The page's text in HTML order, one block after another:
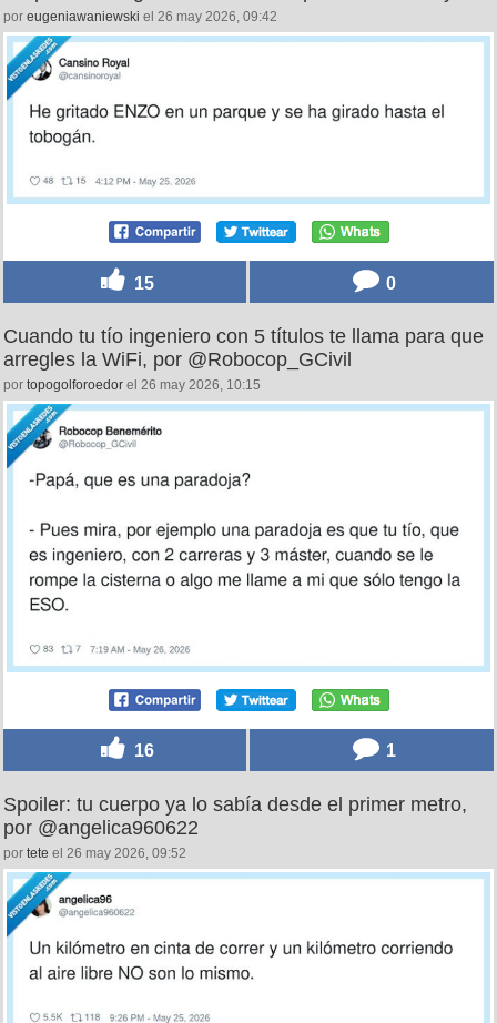
por eugeniawaniewski el 26 may 2026, 09:42
15 0
Cuando tu tío ingeniero con 5 títulos te llama para que
arregles la WiFi, por @Robocop_GCivil
por topogolforoedor el 26 may 2026, 10:15
16 1
Spoiler: tu cuerpo ya lo sabía desde el primer metro,
por @angelica960622
por tete el 26 may 2026, 09:52